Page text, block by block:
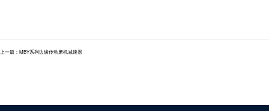
上一篇： MBY系列边缘传动磨机减速器